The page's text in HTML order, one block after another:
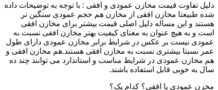
دلیل تفاوت قیمت مخازن عمودی و افقی : با توجه به توضیحات داده
شده طبیعتا مخازن افقی از مخازن هم حجم عمودی سنگین تر
هستند و این مساله دلیل اصلی قیمت بیشتر برای مخازن افقی
است و به هیچ عنوان به معنای کیفیت بهتر مخازن افقی نسبت به
عمودی نیست بر عکس در شرایط برابر مخازن عمودی دارای طول
عمر نسبتا بیشتری نسبت به مخازن افقی هستند.هم مخازن افقی و
هم مخازن عمودی در شرایط مناسب و استاندارد می توانند چند ده
سال به خوبی قابل استفاده باشند.
مخزن عمودی یا افقی؟ کدام یک؟